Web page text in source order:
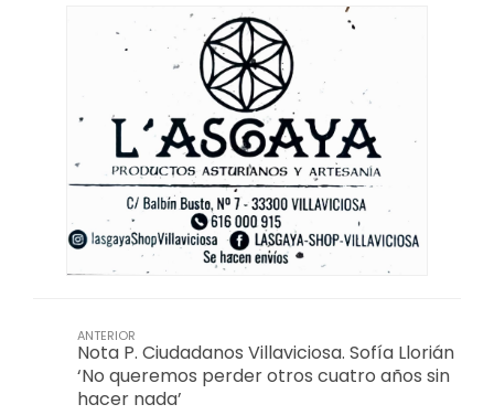
ANTERIOR
Nota P. Ciudadanos Villaviciosa. Sofía Llorián
‘No queremos perder otros cuatro años sin
hacer nada’